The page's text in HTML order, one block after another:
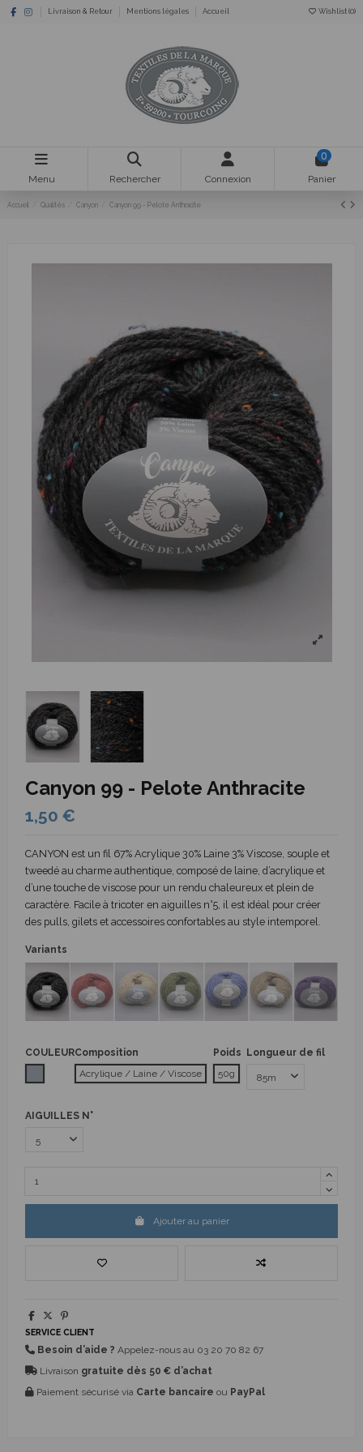
Livraison & Retour Mentions légales Accueil Wishlist (0)
Menu Rechercher Connexion
0
Panier
Accueil Qualités Canyon Canyon 99 - Pelote Anthracite
Canyon 99 - Pelote Anthracite
1,50 €
CANYON est un fil 67% Acrylique 30% Laine 3% Viscose, souple et
tweedé au charme authentique, composé de laine, d’acrylique et
d’une touche de viscose pour un rendu chaleureux et plein de
caractère. Facile à tricoter en aiguilles n°5, il est idéal pour créer
des pulls, gilets et accessoires confortables au style intemporel.
Variants
COULEURComposition
Acrylique / Laine / Viscose
Poids
50g
Longueur de fil
AIGUILLES N°
Ajouter au panier
SERVICE CLIENT
Besoin d’aide ? Appelez-nous au 03 20 70 82 67
Livraison gratuite dès 50 € d’achat
Paiement sécurisé via Carte bancaire ou PayPal